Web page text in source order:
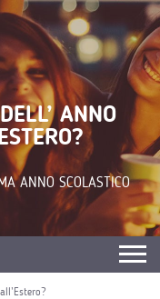
ANNO
ANNO SCOLASTICO